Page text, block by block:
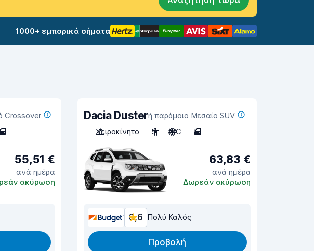
1000+ εμπορικά σήματα
Crossover
55,51 €
ανά ημέρα
ακύρωση
Dacia Dusterή παρόμοιο Μεσαίο SUV
Χειροκίνητο
5 A/C 5
63,83 €
ανά ημέρα
Δωρεάν ακύρωση
8,6 Πολύ Καλός
Προβολή